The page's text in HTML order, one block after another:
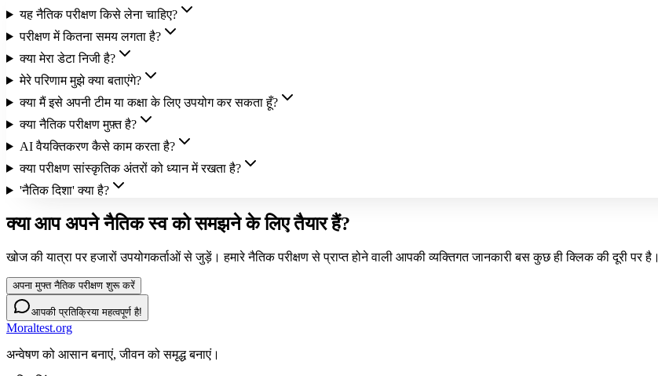
यह नैतिक परीक्षण किसे लेना चाहिए?
परीक्षण में कितना समय लगता है?
क्या मेरा डेटा निजी है?
मेरे परिणाम मुझे क्या बताएंगे?
क्या मैं इसे अपनी टीम या कक्षा के लिए उपयोग कर सकता हूँ?
क्या नैतिक परीक्षण मुफ़्त है?
AI वैयक्तिकरण कैसे काम करता है?
क्या परीक्षण सांस्कृतिक अंतरों को ध्यान में रखता है?
'नैतिक दिशा' क्या है?
क्या आप अपने नैतिक स्व को समझने के लिए तैयार हैं?
खोज की यात्रा पर हजारों उपयोगकर्ताओं से जुड़ें। हमारे नैतिक परीक्षण से प्राप्त होने वाली आपकी व्यक्तिगत जानकारी बस कुछ ही क्लिक की दूरी पर है।
अपना मुफ्त नैतिक परीक्षण शुरू करें
आपकी प्रतिक्रिया महत्वपूर्ण है!
Moraltest.org
अन्वेषण को आसान बनाएं, जीवन को समृद्ध बनाएं।